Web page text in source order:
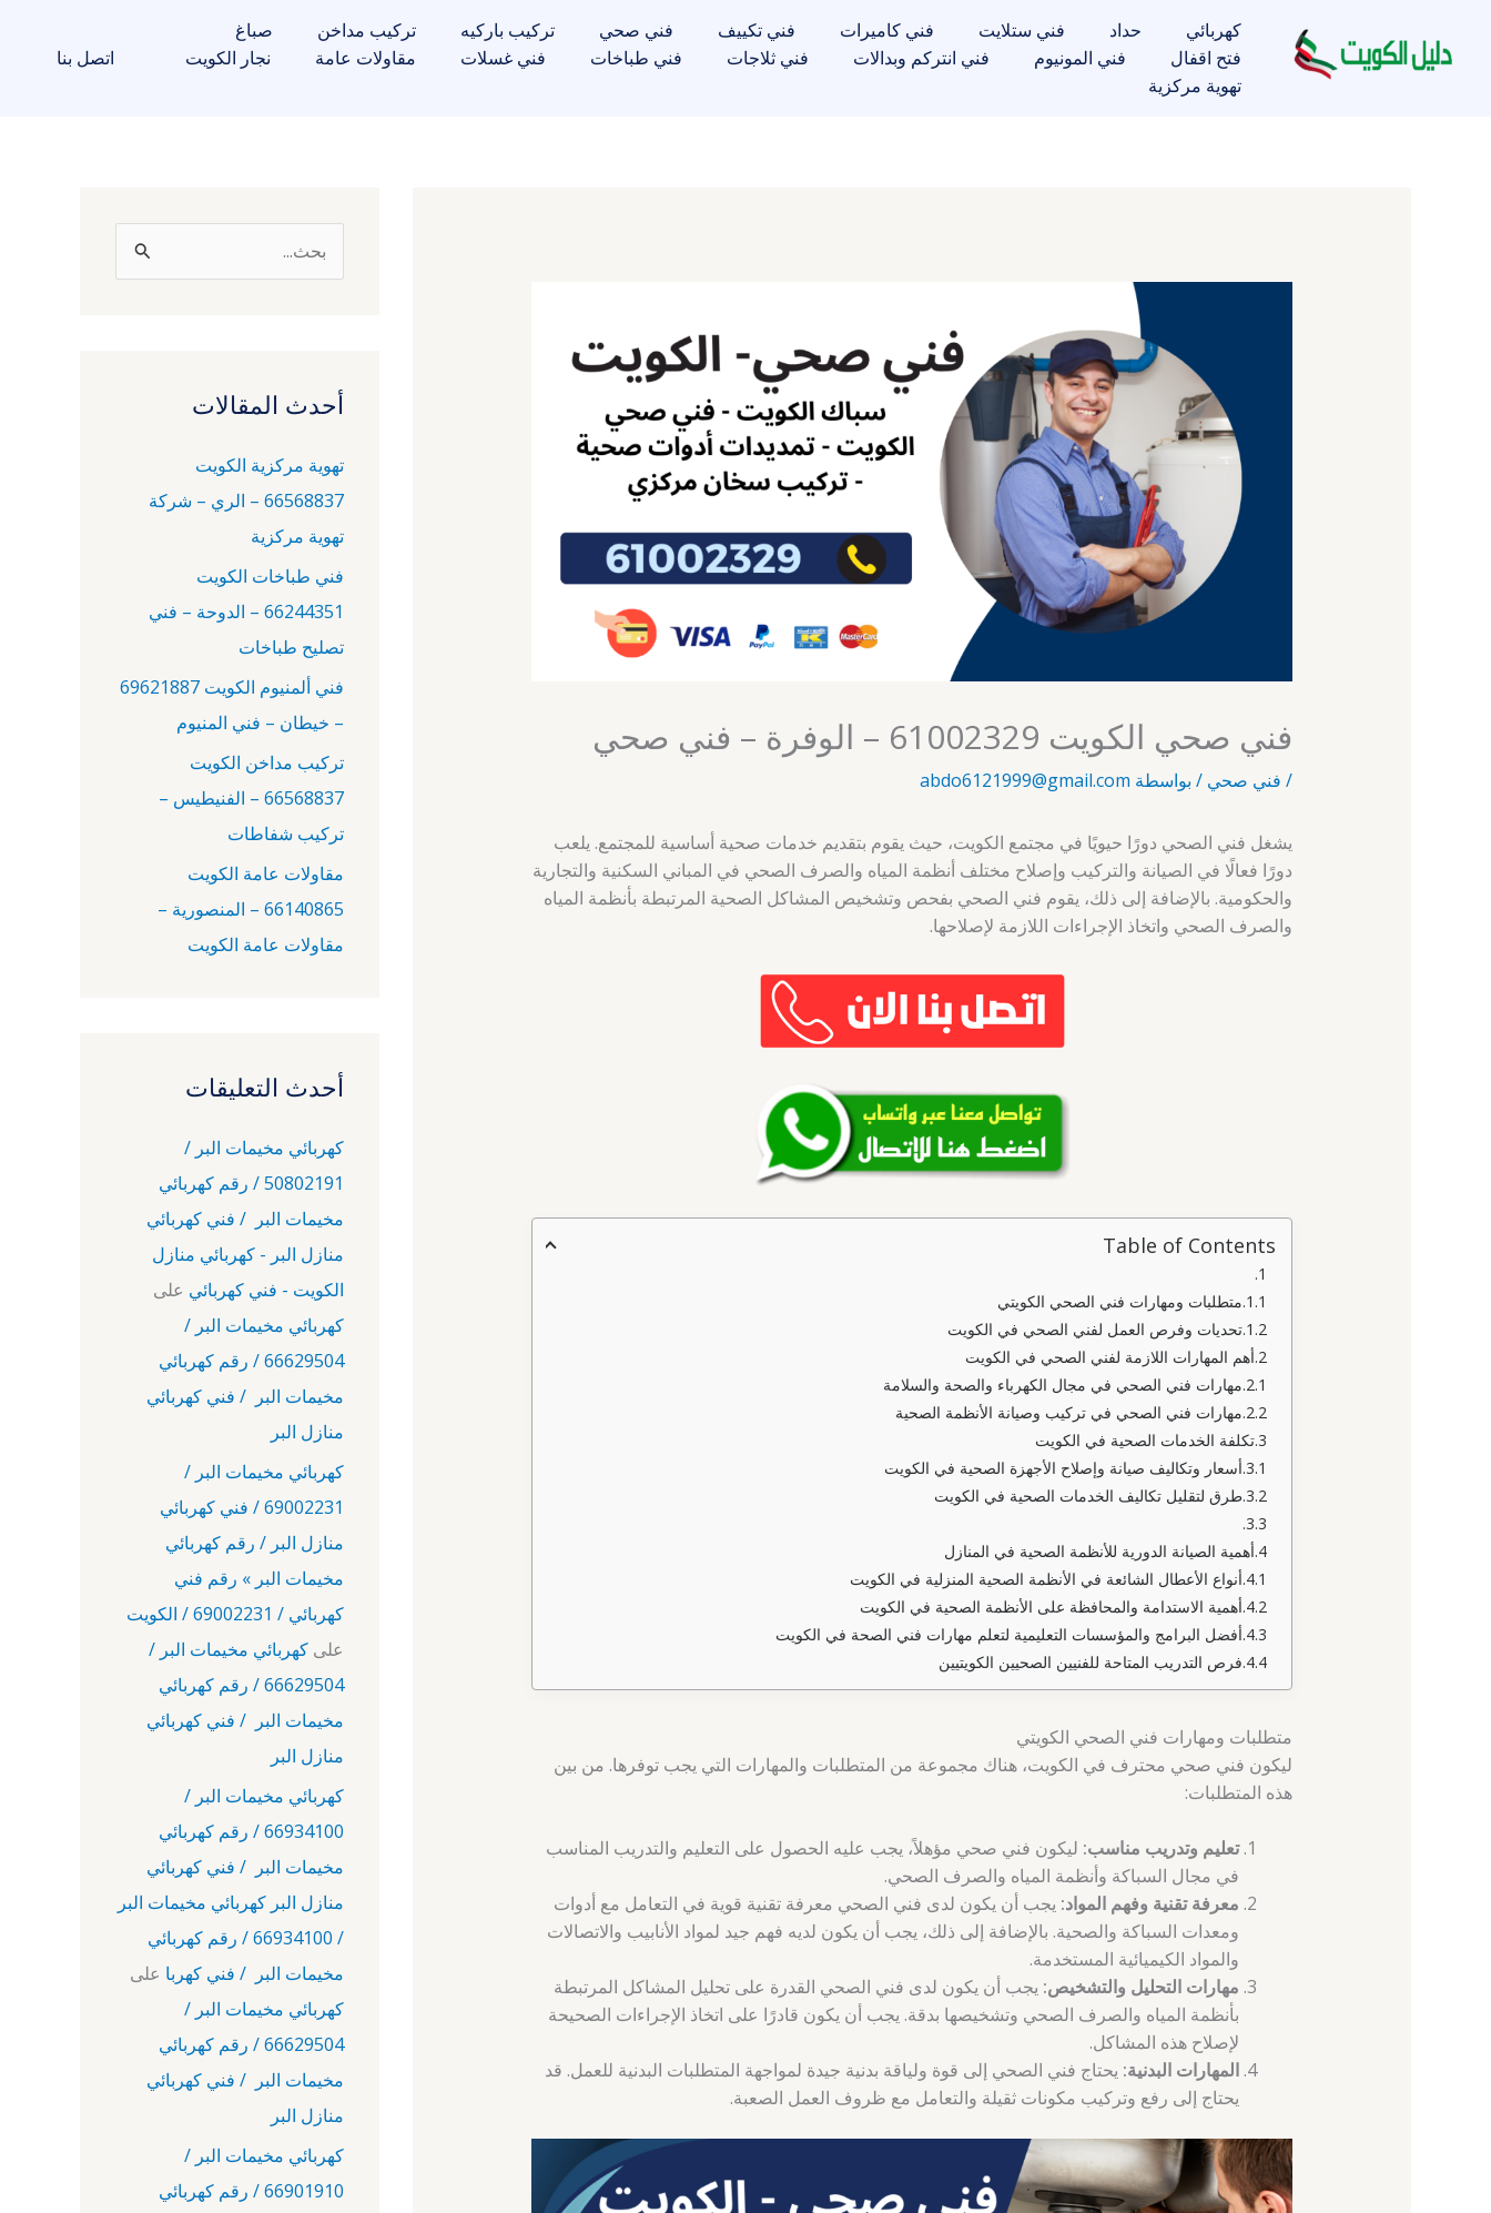
المحتوى
كهربائي حداد فني ستلايت فني كاميرات فني تكييف فني صحي تركيب باركيه تركيب مداخن
صباغ
فتح اقفال
فني المونيوم فني انتركم وبدالات فني ثلاجات فني طباخات فني غسلات مقاولات عامة
نجار الكويت
تهوية مركزية
اتصل بنا
فني صحي الكويت 61002329 – الوفرة – فني صحي
/ فني صحي / بواسطة abdo6121999@gmail.com
يشغل فني الصحي دورًا حيويًا في مجتمع الكويت، حيث يقوم بتقديم خدمات صحية أساسية للمجتمع. يلعب
دورًا فعالًا في الصيانة والتركيب وإصلاح مختلف أنظمة المياه والصرف الصحي في المباني السكنية والتجارية
والحكومية. بالإضافة إلى ذلك، يقوم فني الصحي بفحص وتشخيص المشاكل الصحية المرتبطة بأنظمة المياه
والصرف الصحي واتخاذ الإجراءات اللازمة لإصلاحها.
Table of Contents
متطلبات ومهارات فني الصحي الكويتي
تحديات وفرص العمل لفني الصحي في الكويت
أهم المهارات اللازمة لفني الصحي في الكويت
مهارات فني الصحي في مجال الكهرباء والصحة والسلامة
مهارات فني الصحي في تركيب وصيانة الأنظمة الصحية
تكلفة الخدمات الصحية في الكويت
أسعار وتكاليف صيانة وإصلاح الأجهزة الصحية في الكويت
طرق لتقليل تكاليف الخدمات الصحية في الكويت
أهمية الصيانة الدورية للأنظمة الصحية في المنازل
أنواع الأعطال الشائعة في الأنظمة الصحية المنزلية في الكويت
أهمية الاستدامة والمحافظة على الأنظمة الصحية في الكويت
أفضل البرامج والمؤسسات التعليمية لتعلم مهارات فني الصحة في الكويت
فرص التدريب المتاحة للفنيين الصحيين الكويتيين
متطلبات ومهارات فني الصحي الكويتي
ليكون فني صحي محترف في الكويت، هناك مجموعة من المتطلبات والمهارات التي يجب توفرها. من بين
هذه المتطلبات:
تعليم وتدريب مناسب: ليكون فني صحي مؤهلاً، يجب عليه الحصول على التعليم والتدريب المناسب
في مجال السباكة وأنظمة المياه والصرف الصحي.
معرفة تقنية وفهم المواد: يجب أن يكون لدى فني الصحي معرفة تقنية قوية في التعامل مع أدوات
ومعدات السباكة والصحية. بالإضافة إلى ذلك، يجب أن يكون لديه فهم جيد لمواد الأنابيب والاتصالات
والمواد الكيميائية المستخدمة.
مهارات التحليل والتشخيص: يجب أن يكون لدى فني الصحي القدرة على تحليل المشاكل المرتبطة
بأنظمة المياه والصرف الصحي وتشخيصها بدقة. يجب أن يكون قادرًا على اتخاذ الإجراءات الصحيحة
لإصلاح هذه المشاكل.
المهارات البدنية: يحتاج فني الصحي إلى قوة ولياقة بدنية جيدة لمواجهة المتطلبات البدنية للعمل. قد
يحتاج إلى رفع وتركيب مكونات ثقيلة والتعامل مع ظروف العمل الصعبة.
ث
ن
:
أحدث المقالات
تهوية مركزية الكويت
66568837 – الري – شركة
تهوية مركزية
فني طباخات الكويت
66244351 – الدوحة – فني
تصليح طباخات
فني ألمنيوم الكويت 69621887
– خيطان – فني المنيوم
تركيب مداخن الكويت
66568837 – الفنيطيس –
تركيب شفاطات
مقاولات عامة الكويت
66140865 – المنصورية –
مقاولات عامة الكويت
أحدث التعليقات
كهربائي مخيمات البر /
50802191 / رقم كهربائي
مخيمات البر / فني كهربائي
منازل البر - كهربائي منازل
الكويت - فني كهربائي على
كهربائي مخيمات البر /
66629504 / رقم كهربائي
مخيمات البر / فني كهربائي
منازل البر
كهربائي مخيمات البر /
69002231 / فني كهربائي
منازل البر / رقم كهربائي
مخيمات البر » رقم فني
كهربائي / 69002231 / الكويت
على كهربائي مخيمات البر /
66629504 / رقم كهربائي
مخيمات البر / فني كهربائي
منازل البر
كهربائي مخيمات البر /
66934100 / رقم كهربائي
مخيمات البر / فني كهربائي
منازل البر كهربائي مخيمات البر
/ 66934100 / رقم كهربائي
مخيمات البر / فني كهربا على
كهربائي مخيمات البر /
66629504 / رقم كهربائي
مخيمات البر / فني كهربائي
منازل البر
كهربائي مخيمات البر /
66901910 / رقم كهربائي